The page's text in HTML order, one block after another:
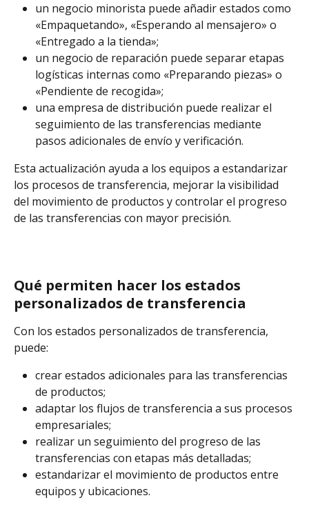
un negocio minorista puede añadir estados como
«Empaquetando», «Esperando al mensajero» o
«Entregado a la tienda»;
un negocio de reparación puede separar etapas
logísticas internas como «Preparando piezas» o
«Pendiente de recogida»;
una empresa de distribución puede realizar el
seguimiento de las transferencias mediante
pasos adicionales de envío y verificación.
Esta actualización ayuda a los equipos a estandarizar
los procesos de transferencia, mejorar la visibilidad
del movimiento de productos y controlar el progreso
de las transferencias con mayor precisión.
Qué permiten hacer los estados
personalizados de transferencia
Con los estados personalizados de transferencia,
puede:
crear estados adicionales para las transferencias
de productos;
adaptar los flujos de transferencia a sus procesos
empresariales;
realizar un seguimiento del progreso de las
transferencias con etapas más detalladas;
estandarizar el movimiento de productos entre
equipos y ubicaciones.